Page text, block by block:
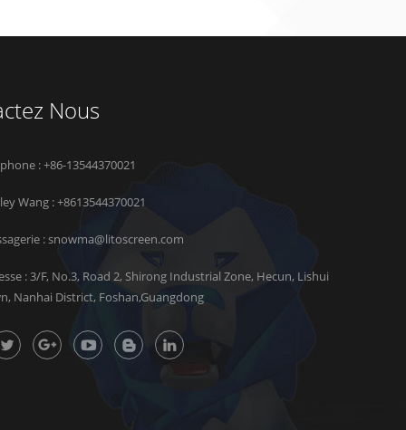
Nous
: +86-13544370021
Wang :+8613544370021
:snowma@litoscreen.com
: 3/F, No.3, Road 2, Shirong Industrial Zone, Hecun, Lishui
Nanhai District, Foshan,Guangdong